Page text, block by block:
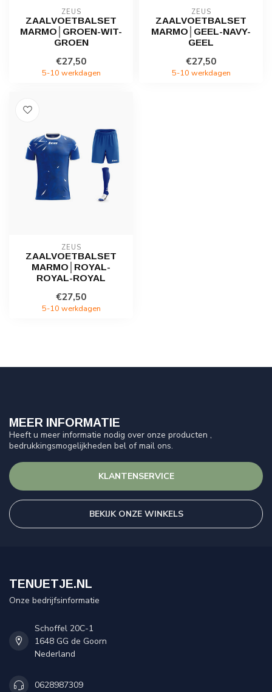
ZEUS
ZAALVOETBALSET
MARMO│GROEN-WIT-
GROEN
€27,50
5-10 werkdagen
ZEUS
ZAALVOETBALSET
MARMO│GEEL-NAVY-
GEEL
€27,50
5-10 werkdagen
ZEUS
ZAALVOETBALSET
MARMO│ROYAL-
ROYAL-ROYAL
€27,50
5-10 werkdagen
MEER INFORMATIE
Heeft u meer informatie nodig over onze producten ,
bedrukkingsmogelijkheden bel of mail ons.
KLANTENSERVICE
BEKIJK ONZE WINKELS
TENUETJE.NL
Onze bedrijfsinformatie
Schoffel 20C-1
1648 GG de Goorn
Nederland
0628987309